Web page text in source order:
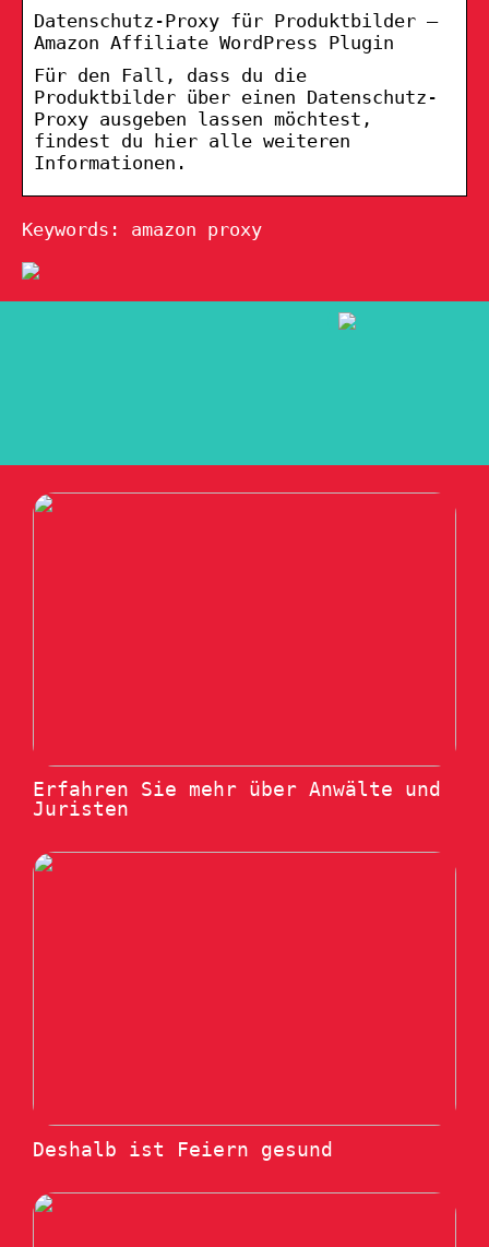
Datenschutz-Proxy für Produktbilder –
Amazon Affiliate WordPress Plugin
Für den Fall, dass du die
Produktbilder über einen Datenschutz-
Proxy ausgeben lassen möchtest,
findest du hier alle weiteren
Informationen.
Keywords: amazon proxy
Erfahren Sie mehr über Anwälte und
Juristen
Deshalb ist Feiern gesund